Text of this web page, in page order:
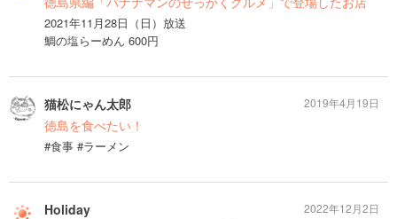
2021年11月28日（日）放送
鯛の塩らーめん 600円
猫松にゃん太郎
徳島を食べたい！
#食事 #ラーメン
2019年4月19日
Holiday 2022年12月2日